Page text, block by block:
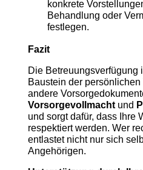
konkrete
Behandlung oder
festlegen.
Fazit
Die Betreuungsverfügung
Baustein der
andere
Vorsorgevollmachtund
und sorgt dafür, dass Ihre
respektiert werden. Wer
entlastet nicht nur sich
Angehörigen.